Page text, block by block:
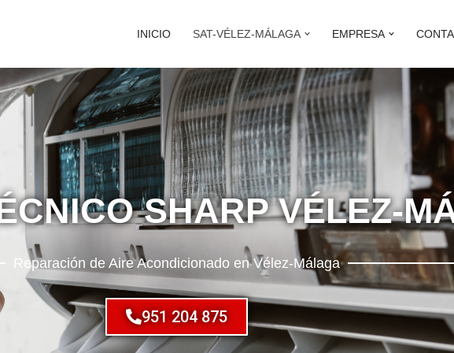
INICIO SAT-VÉLEZ-MÁLAGA EMPRESA
SHARP VÉLEZ-
Reparación de Aire Acondicionado en Vélez-Málaga
951 204 875